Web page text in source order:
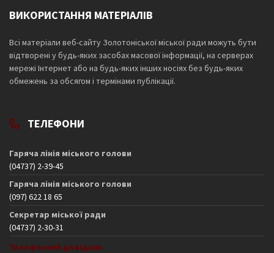
ВИКОРИСТАННЯ МАТЕРІАЛІВ
Всі матеріали веб-сайту Золотоніської міської ради можуть бути
відтворені у будь-яких засобах масової інформації, на серверах
мережі Інтернет або на будь-яких інших носіях без будь-яких
обмежень за обсягом і термінами публікації.
ТЕЛЕФОНИ
Гаряча лінія міського голови
(04737) 2-39-45
Гаряча лінія міського голови
(097) 622 18 65
Секретар міської ради
(04737) 2-30-31
Телефонний довідник